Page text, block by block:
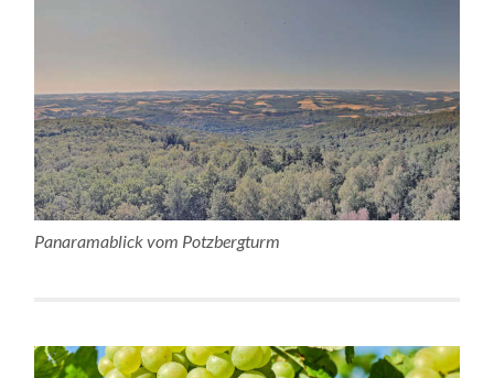
Panaramablick vom Potzbergturm